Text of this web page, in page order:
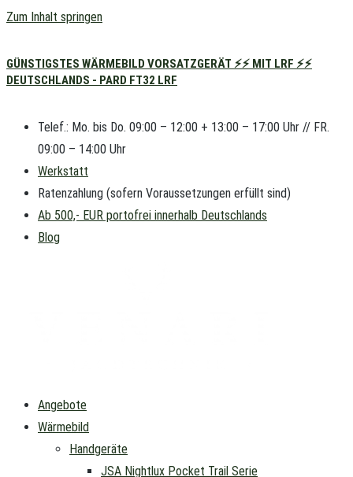
Zum Inhalt springen
GÜNSTIGSTES WÄRMEBILD VORSATZGERÄT ⚡⚡ MIT LRF ⚡⚡
DEUTSCHLANDS - PARD FT32 LRF
Telef.: Mo. bis Do. 09:00 – 12:00 + 13:00 – 17:00 Uhr // FR.
09:00 – 14:00 Uhr
Werkstatt
Ratenzahlung (sofern Voraussetzungen erfüllt sind)
Ab 500,- EUR portofrei innerhalb Deutschlands
Blog
Angebote
Wärmebild
Handgeräte
JSA Nightlux Pocket Trail Serie